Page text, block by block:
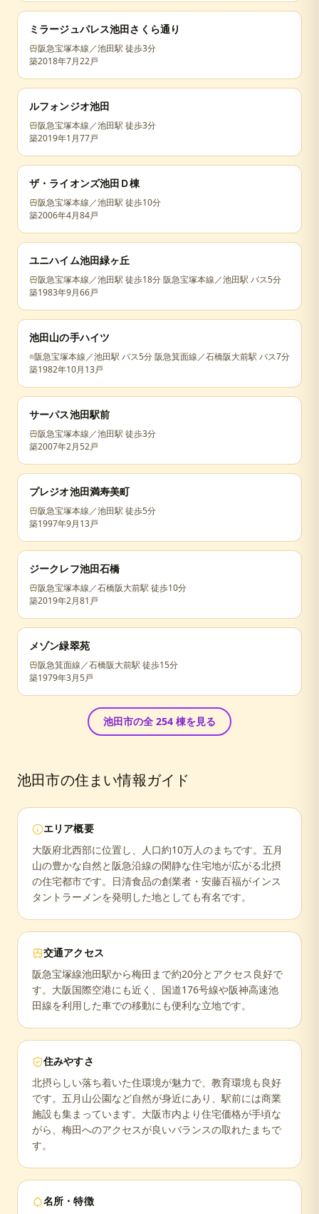
ミラージュパレス池田さくら通り
阪急宝塚本線／池田駅 徒歩3分
築2018年7月22戸
ルフォンジオ池田
阪急宝塚本線／池田駅 徒歩3分
築2019年1月77戸
ザ・ライオンズ池田Ｄ棟
阪急宝塚本線／池田駅 徒歩10分
築2006年4月84戸
ユニハイム池田緑ヶ丘
阪急宝塚本線／池田駅 徒歩18分 阪急宝塚本線／池田駅 バス5分
築1983年9月66戸
池田山の手ハイツ
阪急宝塚本線／池田駅 バス5分 阪急箕面線／石橋阪大前駅 バス7分
築1982年10月13戸
サーパス池田駅前
阪急宝塚本線／池田駅 徒歩3分
築2007年2月52戸
プレジオ池田満寿美町
阪急宝塚本線／池田駅 徒歩5分
築1997年9月13戸
ジークレフ池田石橋
阪急宝塚本線／石橋阪大前駅 徒歩10分
築2019年2月81戸
メゾン緑翠苑
阪急箕面線／石橋阪大前駅 徒歩15分
築1979年3月5戸
池田市の全 254 棟を見る
池田市の住まい情報ガイド
エリア概要
大阪府北西部に位置し、人口約10万人のまちです。五月
山の豊かな自然と阪急沿線の閑静な住宅地が広がる北摂
の住宅都市です。日清食品の創業者・安藤百福がインス
タントラーメンを発明した地としても有名です。
交通アクセス
阪急宝塚線池田駅から梅田まで約20分とアクセス良好で
す。大阪国際空港にも近く、国道176号線や阪神高速池
田線を利用した車での移動にも便利な立地です。
住みやすさ
北摂らしい落ち着いた住環境が魅力で、教育環境も良好
です。五月山公園など自然が身近にあり、駅前には商業
施設も集まっています。大阪市内より住宅価格が手頃な
がら、梅田へのアクセスが良いバランスの取れたまちで
す。
名所・特徴